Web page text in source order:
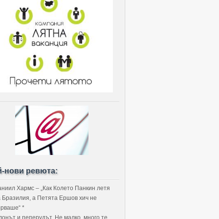
нови ревюта:
Хармс – „Как Колето Панкин летя
Бразилия, а Петята Ершов хич не
*
и пеперудът. Не малко, много те